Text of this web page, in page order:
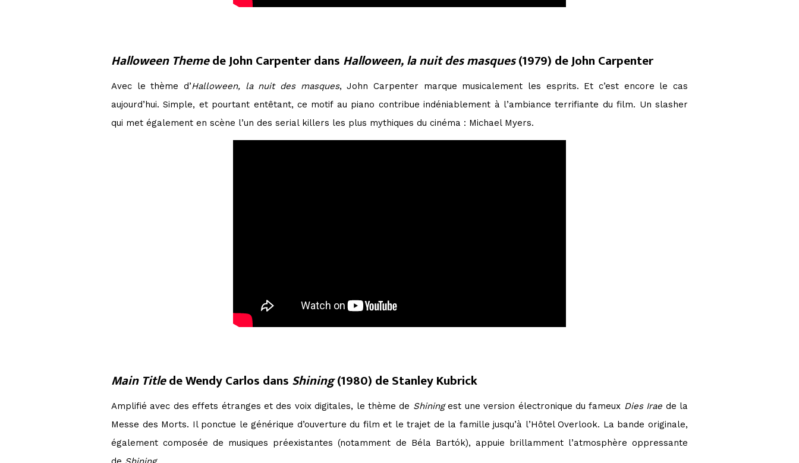
Halloween Themede John Carpenter dans Halloween, la nuit des masques(1979) de John Carpenter
Avec le thème d’Halloween, la nuit des masques, John Carpenter marque musicalement les esprits. Et c’est encore le cas
aujourd’hui. Simple, et pourtant entêtant, ce motif au piano contribue indéniablement à l’ambiance terrifiante du film. Un slasher
qui met également en scène l’un des serial killers les plus mythiques du cinéma : Michael Myers.
Main Titlede Wendy Carlos dans Shining(1980) de Stanley Kubrick
Amplifié avec des effets étranges et des voix digitales, le thème de Shiningest une version électronique du fameux Dies Irae de la
Messe des Morts. Il ponctue le générique d’ouverture du film et le trajet de la famille jusqu’à l’Hôtel Overlook. La bande originale,
également composée de musiques préexistantes (notamment de Béla Bartók), appuie brillamment l’atmosphère oppressante